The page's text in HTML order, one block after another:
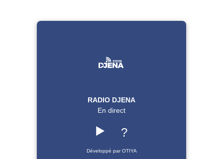
RADIO DJENA
En direct
▶️ ?
Développé par OTIYA